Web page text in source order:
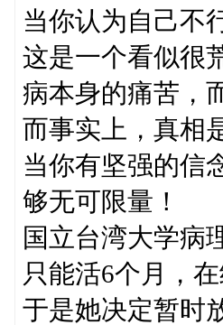
当你认为自己不
这是一个看似很
病本身的痛苦，
而事实上，真相
当你有坚强的信
够无可限量！
国立台湾大学病
只能活6个月，
于是她决定暂时